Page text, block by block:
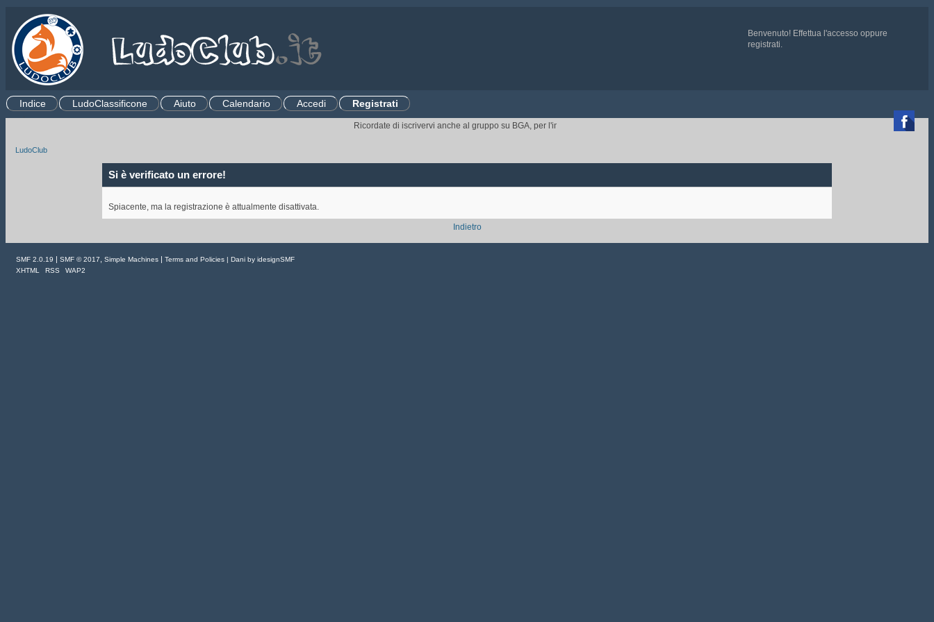
Indice LudoClassificone Aiuto Calendario Accedi Registrati
Benvenuto! Effettua l'accesso oppure
registrati.
.
Ricordate di iscrivervi anche al gruppo su BGA, per l'invito ai tornei.

LudoClub
Si è verificato un errore!
Spiacente, ma la registrazione è attualmente disattivata.
Indietro
SMF 2.0.19 | SMF © 2017 Simple Machines | Terms and Policies | Dani by idesignSMF
XHTML
RSS WAP2